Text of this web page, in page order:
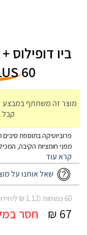
‎60
קבל 1 חינם"(הזול מביניהם)
כמוסה
שאל אותנו על
60 כמוסות (1.12 ₪ ליחידה)
67 ₪ חסר